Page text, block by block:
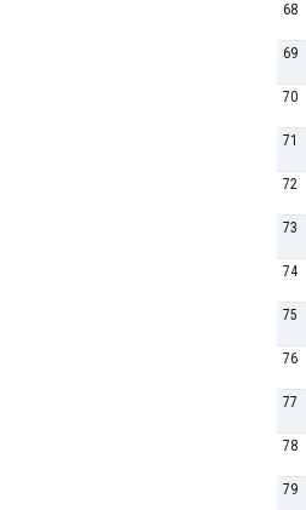
68
69
70
71
72
73
74
75
76
77
78
79